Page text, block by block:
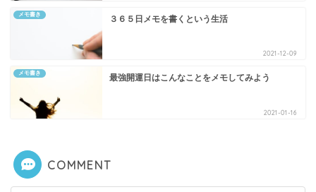
メモ書き ３６５日メモを書くという生活
2021-12-09
メモ書き 最強開運日はこんなことをメモしてみよう
2021-01-16
COMMENT